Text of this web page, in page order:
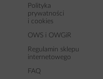
Polityka
prywatności
i cookies
OWS i OWGiR
Regulamin sklepu
internetowego
FAQ